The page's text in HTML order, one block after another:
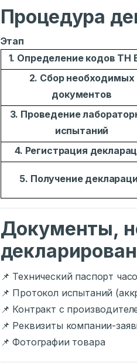
Процедура
Этап
1. Определение кодов ТН
2. Сбор необходимых
документов
3. Проведение
испытаний
4. Регистрация
5. Получение
Документы,
📌 Технический паспорт
📌 Протокол испытаний
📌 Контракт с
📌 Реквизиты компании-
📌 Фотографии товара